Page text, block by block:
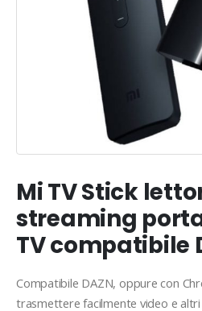
Mi TV Stick
streaming
TV compatibile
Compatibile DAZN, oppure con
trasmettere facilmente video e